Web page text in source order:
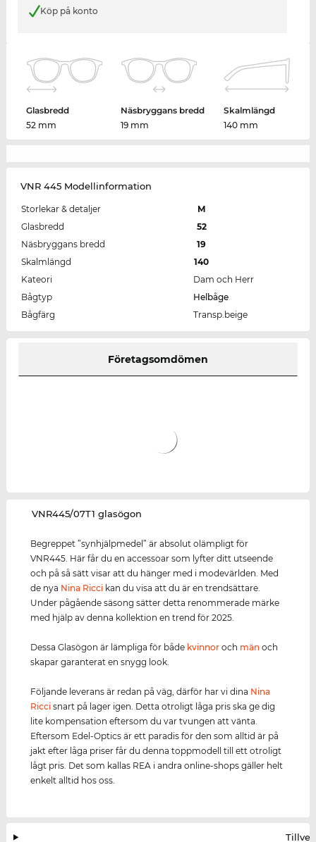
Köp på konto
Glasbredd
52 mm
Näsbryggans bredd
19 mm
Skalmlängd
140 mm
VNR 445 Modellinformation
Storlekar & detaljer
M
Glasbredd
52
Näsbryggans bredd
19
Skalmlängd
140
Kateori
Dam och Herr
Bågtyp
Helbåge
Bågfärg
Transp.beige
Företagsomdömen
‌VNR445/07T1 glasögon
Begreppet ”synhjälpmedel” är absolut olämpligt för
VNR445. Här får du en accessoar som lyfter ditt utseende
och på så sätt visar att du hänger med i modevärlden. Med
de nya Nina Ricci kan du visa att du är en trendsättare.
Under pågående säsong sätter detta renommerade märke
med hjälp av denna kollektion en trend för 2025.
Dessa Glasögon är lämpliga för både kvinnor och män och
skapar garanterat en snygg look.
Följande leverans är redan på väg, därför har vi dina Nina
Ricci snart på lager igen. Detta otroligt låga pris ska ge dig
lite kompensation eftersom du var tvungen att vänta.
Eftersom Edel-Optics är ett paradis för den som alltid är på
jakt efter låga priser får du denna toppmodell till ett otroligt
lågt pris. Det som kallas REA i andra online-shops gäller helt
enkelt alltid hos oss.